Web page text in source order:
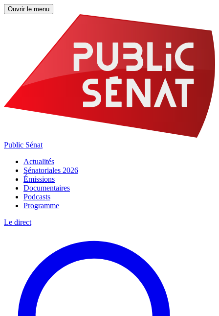
Ouvrir le menu
Public Sénat
Actualités
Sénatoriales 2026
Émissions
Documentaires
Podcasts
Programme
Le direct